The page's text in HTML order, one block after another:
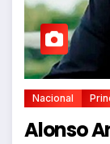
Nacional
Alonso